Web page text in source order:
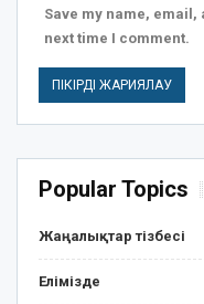
Save my name,
next time I comment.
Popular Topics
Жаңалықтар тізбесі
Елімізде